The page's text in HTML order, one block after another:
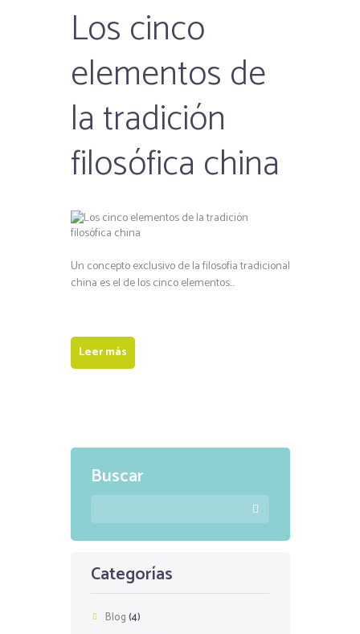
Los cinco
elementos de
la tradición
filosófica china
Un concepto exclusivo de la filosofía tradicional
china es el de los cinco elementos…
Leer más
Buscar
Categorías
Blog(4)